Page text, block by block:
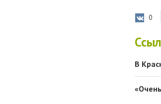
0
В